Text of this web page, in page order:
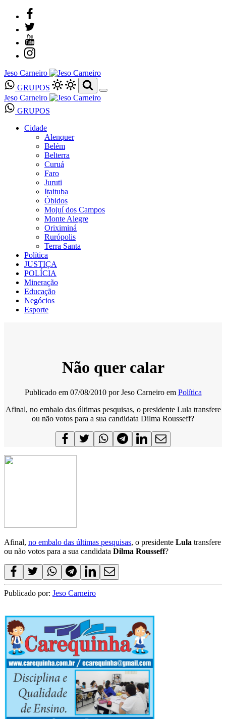
Jeso Carneiro
GRUPOS
Jeso Carneiro
GRUPOS
Cidade
Alenquer
Belém
Belterra
Curuá
Faro
Juruti
Itaituba
Óbidos
Mojuí dos Campos
Monte Alegre
Oriximiná
Rurópolis
Terra Santa
Política
JUSTIÇA
POLÍCIA
Mineração
Educação
Negócios
Esporte
Não quer calar
Publicado em 07/08/2010 porJeso Carneiro em Política
Afinal, no embalo das últimas pesquisas, o presidente Lula transfere
ou não votos para a sua candidata Dilma Rousseff?
Afinal, no embalo das últimas pesquisas, o presidente Lula transfere
ou não votos para a sua candidata Dilma Rousseff?
Publicado por: Jeso Carneiro